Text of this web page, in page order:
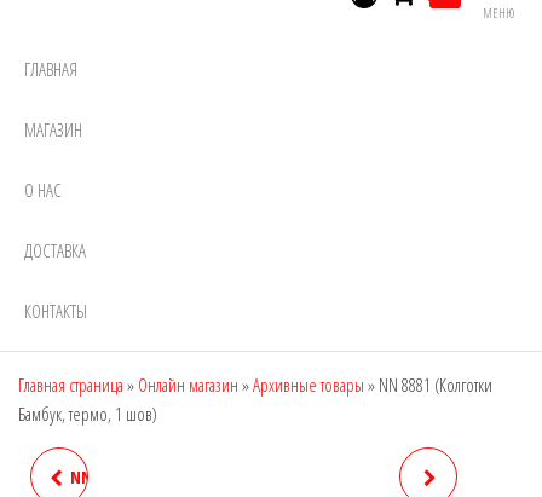
МЕНЮ
ГЛАВНАЯ
МАГАЗИН
О НАС
ДОСТАВКА
КОНТАКТЫ
Главная страница » Онлайн магазин »Архивные товары » NN 8881 (Колготки
Бамбук, термо, 1 шов)
NN 6213 (ЛОСИНЫ БАМБУК,